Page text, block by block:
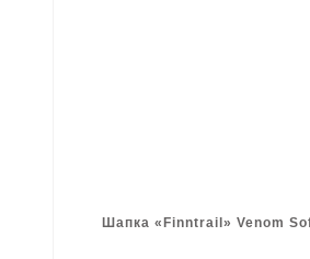
Шапка «Finntrail» Venom